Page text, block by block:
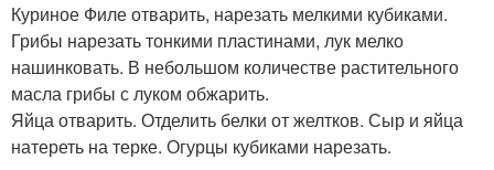
Куриное Филе отварить, нарезать мелкими кубиками.
Грибы нарезать тонкими пластинами, лук мелко
нашинковать. В небольшом количестве растительного
масла грибы с луком обжарить.
Яйца отварить. Отделить белки от желтков. Сыр и яйца
натереть на терке. Огурцы кубиками нарезать.